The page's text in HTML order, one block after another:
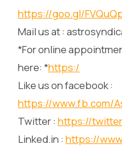
https://goo.gl/
Mail us at :
*For online
here: *https:/
Like us on facebook :
https://www.fb.com/
Twitter : https://
Linked.in : https://